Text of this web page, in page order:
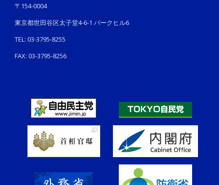
〒154-0004
東京都世田谷区太子堂4-6-1 パークヒル6
TEL: 03-3795-8255
FAX: 03-3795-8256